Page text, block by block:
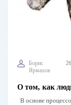
Борис
Ярмахов
О том, как
В основе